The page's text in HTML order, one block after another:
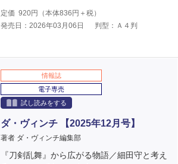
定価 920円（本体836 円＋税）
発売日：2026年03月06日
判型：Ａ４判
情報誌
電子専売
試し読みをする
ダ・ヴィンチ 【2025年12月号】
著者 ダ・ヴィンチ編集部
『刀剣乱舞』から広がる物語／細田守と考え